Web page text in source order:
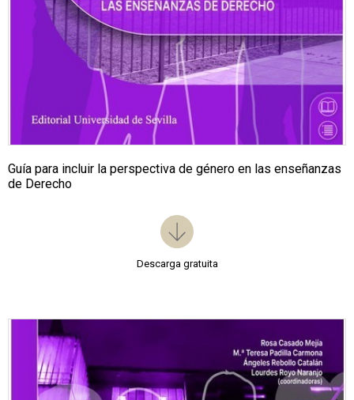
Guía para incluir la perspectiva de género en las enseñanzas
de Derecho
Descarga gratuita